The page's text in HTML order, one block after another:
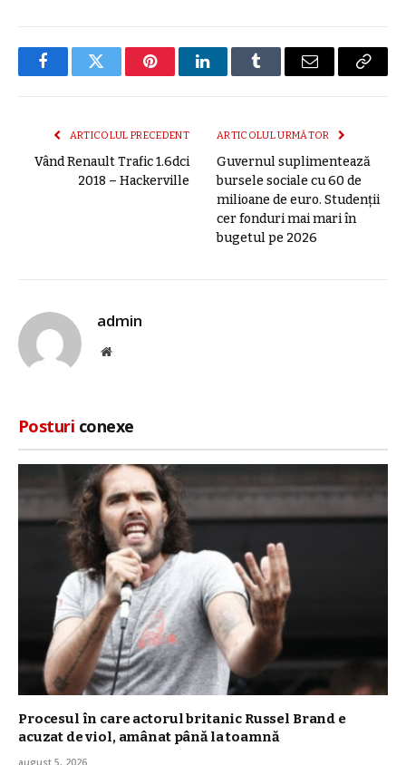
FacebookTwitter PinterestLinkedInTumblr E-
ARTICOLUL PRECEDENT
Vând Renault Trafic 1.6dci
2018 – Hackerville
ARTICOLUL URMĂTOR
Guvernul suplimentează
bursele sociale cu 60 de
milioane de euro. Studenții
cer fonduri mai mari în
bugetul pe 2026
admin
Site
Posturi conexe
Procesul în care actorul britanic Russel Brand e
acuzat de viol, amânat până la toamnă
august 5, 2026